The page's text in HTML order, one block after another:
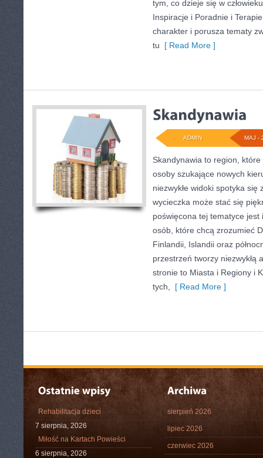
tym, co dzieje się w
Inspiracje i Poradnie i
charakter i porusza tematy
tu [ Read More ]
MAJ -
ADMIN
Skandynawia to region,
osoby szukające nowych
niezwykłe widoki spotyka
wycieczka może stać się
poświęcona tej tematyce
osób, które chcą zrozumieć
Finlandii, Islandii oraz
przestrzeń tworzy niezwykłą
stronie to Miasta i Regiony i
tych,
[ Read More ]
Rehabilitacja dzieci
7 sierpnia, 2026
Miłość na Kartach Powieści
6 sierpnia, 2026
sierpień 2026
lipiec 2026
czerwiec 2026